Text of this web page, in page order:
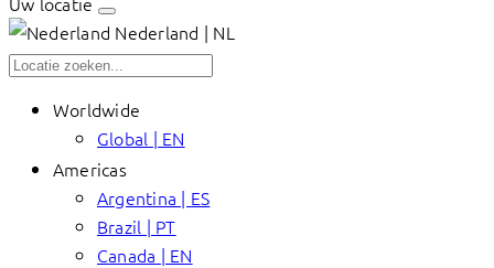
Nederland | NL
Worldwide
Global | EN
Americas
Argentina | ES
Brazil | PT
Canada | EN